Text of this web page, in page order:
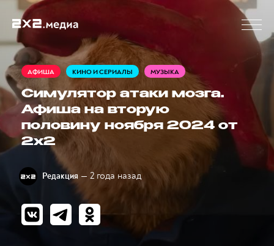
АФИША КИНО И СЕРИАЛЫ МУЗЫКА
Симулятор атаки мозга.
Афиша на вторую
половину ноября 2024 от
2x2
Редакция — 2 года назад